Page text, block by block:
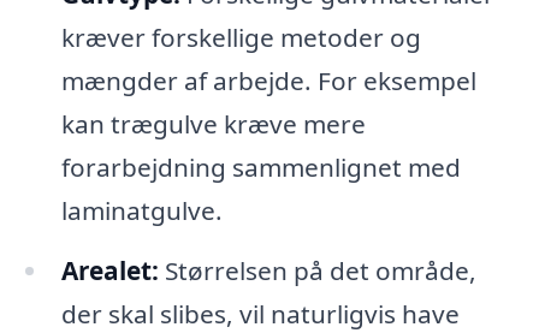
kræver forskellige metoder og
mængder af arbejde. For eksempel
kan trægulve kræve mere
forarbejdning sammenlignet med
laminatgulve.
Arealet: Størrelsen på det område,
der skal slibes, vil naturligvis have